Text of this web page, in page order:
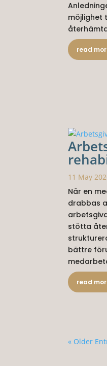
möjlighet
read
11 May
När en
drabbas
stötta
bättre
read
« Older